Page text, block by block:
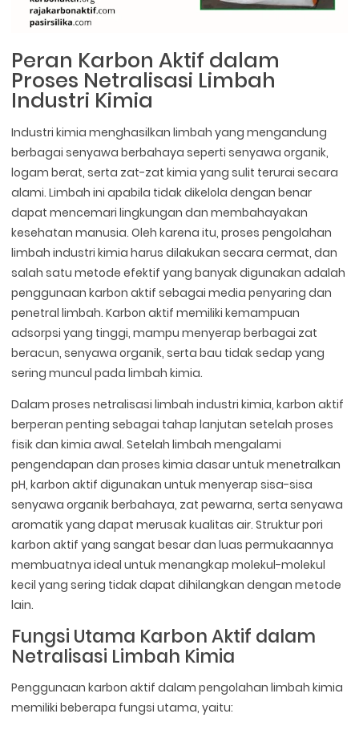
Peran Karbon Aktif dalam
Proses Netralisasi Limbah
Industri Kimia
Industri kimia menghasilkan limbah yang mengandung
berbagai senyawa berbahaya seperti senyawa organik,
logam berat, serta zat-zat kimia yang sulit terurai secara
alami. Limbah ini apabila tidak dikelola dengan benar
dapat mencemari lingkungan dan membahayakan
kesehatan manusia. Oleh karena itu, proses pengolahan
limbah industri kimia harus dilakukan secara cermat, dan
salah satu metode efektif yang banyak digunakan adalah
penggunaan karbon aktif sebagai media penyaring dan
penetral limbah. Karbon aktif memiliki kemampuan
adsorpsi yang tinggi, mampu menyerap berbagai zat
beracun, senyawa organik, serta bau tidak sedap yang
sering muncul pada limbah kimia.
Dalam proses netralisasi limbah industri kimia, karbon aktif
berperan penting sebagai tahap lanjutan setelah proses
fisik dan kimia awal. Setelah limbah mengalami
pengendapan dan proses kimia dasar untuk menetralkan
pH, karbon aktif digunakan untuk menyerap sisa-sisa
senyawa organik berbahaya, zat pewarna, serta senyawa
aromatik yang dapat merusak kualitas air. Struktur pori
karbon aktif yang sangat besar dan luas permukaannya
membuatnya ideal untuk menangkap molekul-molekul
kecil yang sering tidak dapat dihilangkan dengan metode
lain.
Fungsi Utama Karbon Aktif dalam
Netralisasi Limbah Kimia
Penggunaan karbon aktif dalam pengolahan limbah kimia
memiliki beberapa fungsi utama, yaitu: